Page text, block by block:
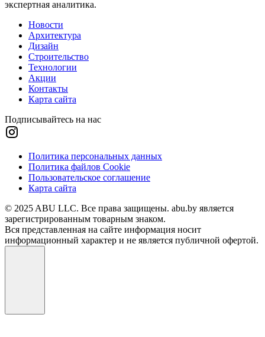
экспертная аналитика.
Новости
Архитектура
Дизайн
Строительство
Технологии
Акции
Контакты
Карта сайта
Подписывайтесь на нас
Политика персональных данных
Политика файлов Cookie
Пользовательское соглашение
Карта сайта
© 2025 ABU LLC. Все права защищены. abu.by является
зарегистрированным товарным знаком.
Вся представленная на сайте информация носит
информационный характер и не является публичной офертой.